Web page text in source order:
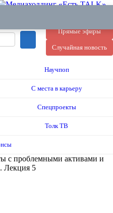
Прямые эфиры
Случайная новость
Научпоп
С места в карьеру
Спецпроекты
Толк ТВ
с проблемными активами и
Лекция 5